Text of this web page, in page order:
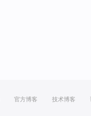
官方博客 技术博客